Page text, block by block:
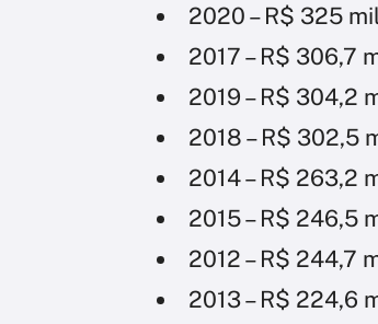
2020 – R$ 325
2017 – R$ 306,7
2019 – R$ 304,2
2018 – R$ 302,5
2014 – R$ 263,2
2015 – R$ 246,5
2012 – R$ 244,7
2013 – R$ 224,6